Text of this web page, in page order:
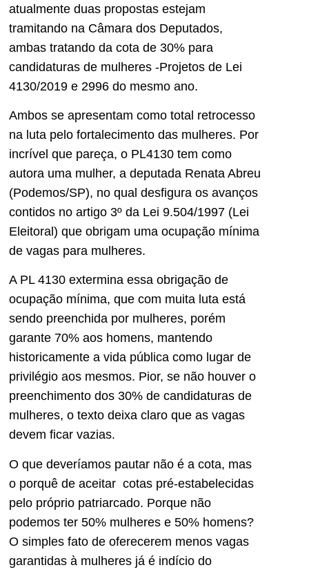
atualmente duas propostas estejam
tramitando na Câmara dos Deputados,
ambas tratando da cota de 30% para
candidaturas de mulheres -Projetos de Lei
4130/2019 e 2996 do mesmo ano.
Ambos se apresentam como total retrocesso
na luta pelo fortalecimento das mulheres. Por
incrível que pareça, o PL4130 tem como
autora uma mulher, a deputada Renata Abreu
(Podemos/SP), no qual desfigura os avanços
contidos no artigo 3º da Lei 9.504/1997 (Lei
Eleitoral) que obrigam uma ocupação mínima
de vagas para mulheres.
A PL 4130 extermina essa obrigação de
ocupação mínima, que com muita luta está
sendo preenchida por mulheres, porém
garante 70% aos homens, mantendo
historicamente a vida pública como lugar de
privilégio aos mesmos. Pior, se não houver o
preenchimento dos 30% de candidaturas de
mulheres, o texto deixa claro que as vagas
devem ficar vazias.
O que deveríamos pautar não é a cota, mas
o porquê de aceitar cotas pré-estabelecidas
pelo próprio patriarcado. Porque não
podemos ter 50% mulheres e 50% homens?
O simples fato de oferecerem menos vagas
garantidas à mulheres já é indício do